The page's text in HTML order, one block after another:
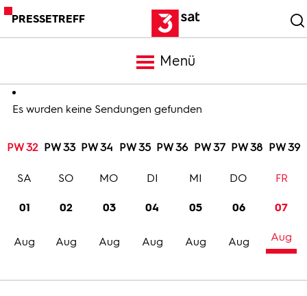
PRESSETREFF
Menü
Meldungen
Programm
Trailer
Bilder
Es wurden keine Sendungen gefunden
PW 32 PW 33 PW 34 PW 35 PW 36 PW 37 PW 38 PW 39
01
Aug
SA
02
Aug
SO
03
Aug
MO
04
Aug
DI
05
Aug
MI
06
Aug
DO
07
Aug
FR